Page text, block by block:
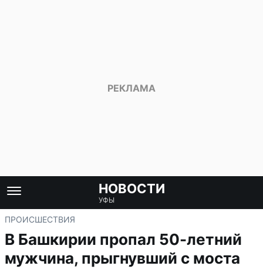
НОВОСТИ
УФЫ
ПРОИСШЕСТВИЯ
В Башкирии пропал 50-летний
мужчина, прыгнувший с моста